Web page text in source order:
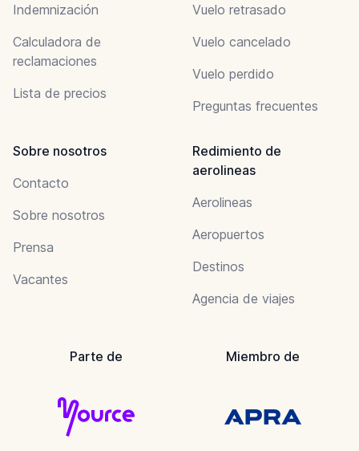
Indemnización
Calculadora de
reclamaciones
Lista de precios
Vuelo retrasado
Vuelo cancelado
Vuelo perdido
Preguntas frecuentes
Sobre nosotros
Contacto
Sobre nosotros
Prensa
Vacantes
Redimiento de
aerolineas
Aerolineas
Aeropuertos
Destinos
Agencia de viajes
Parte de Miembro de